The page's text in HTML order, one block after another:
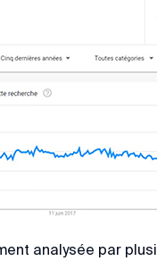
analysée par